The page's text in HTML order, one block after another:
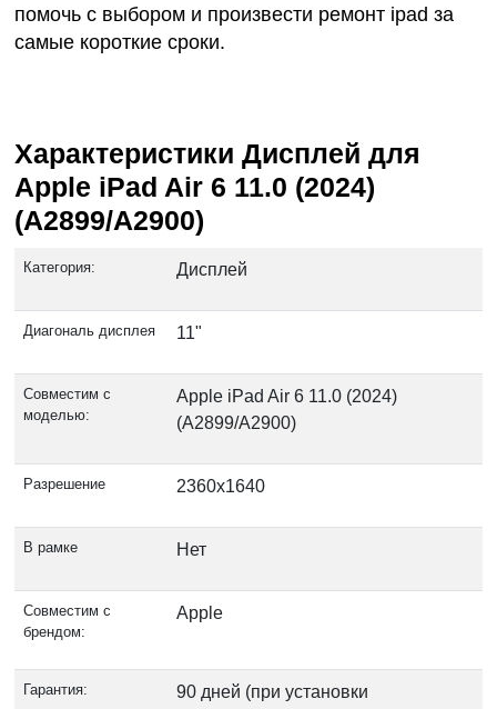
помочь с выбором и произвести ремонт ipad за
самые короткие сроки.
Характеристики Дисплей для
Apple iPad Air 6 11.0 (2024)
(A2899/A2900)
Категория: Дисплей
Диагональ дисплея 11"
Совместим с
моделью:
Apple iPad Air 6 11.0 (2024)
(A2899/A2900)
Разрешение 2360x1640
В рамке Нет
Совместим с
брендом:
Apple
Гарантия:
90 дней (при установки